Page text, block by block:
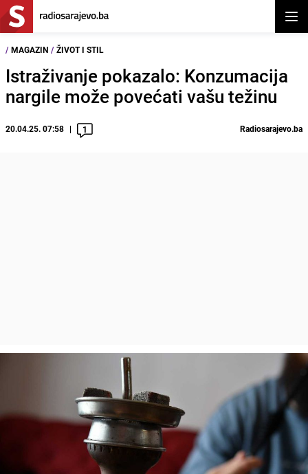
/ MAGAZIN / ŽIVOT I STIL
Istraživanje pokazalo: Konzumacija
nargile može povećati vašu težinu
20.04.25. 07:58 1 Radiosarajevo.ba